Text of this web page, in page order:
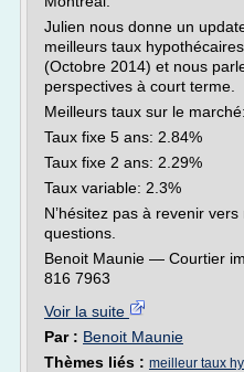
Julien nous donne un
meilleurs taux
(Octobre 2014) et nous
perspectives à court terme.
Meilleurs taux sur le marché:
Taux fixe 5 ans: 2.84%
Taux fixe 2 ans: 2.29%
Taux variable: 2.3%
N’hésitez pas à revenir
questions.
Benoit Maunie — Courtier
816 7963
Voir la suite
Par : Benoit Maunie
Thèmes liés : meilleur taux